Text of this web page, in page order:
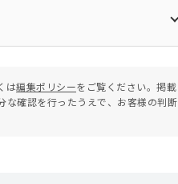
は編集ポリシーをご覧ください。掲載
な確認を行ったうえで、お客様の判断